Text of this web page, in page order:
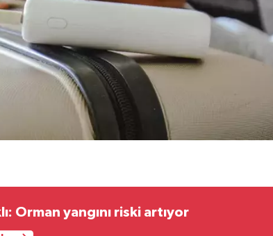
Orman yangını riski artıyor